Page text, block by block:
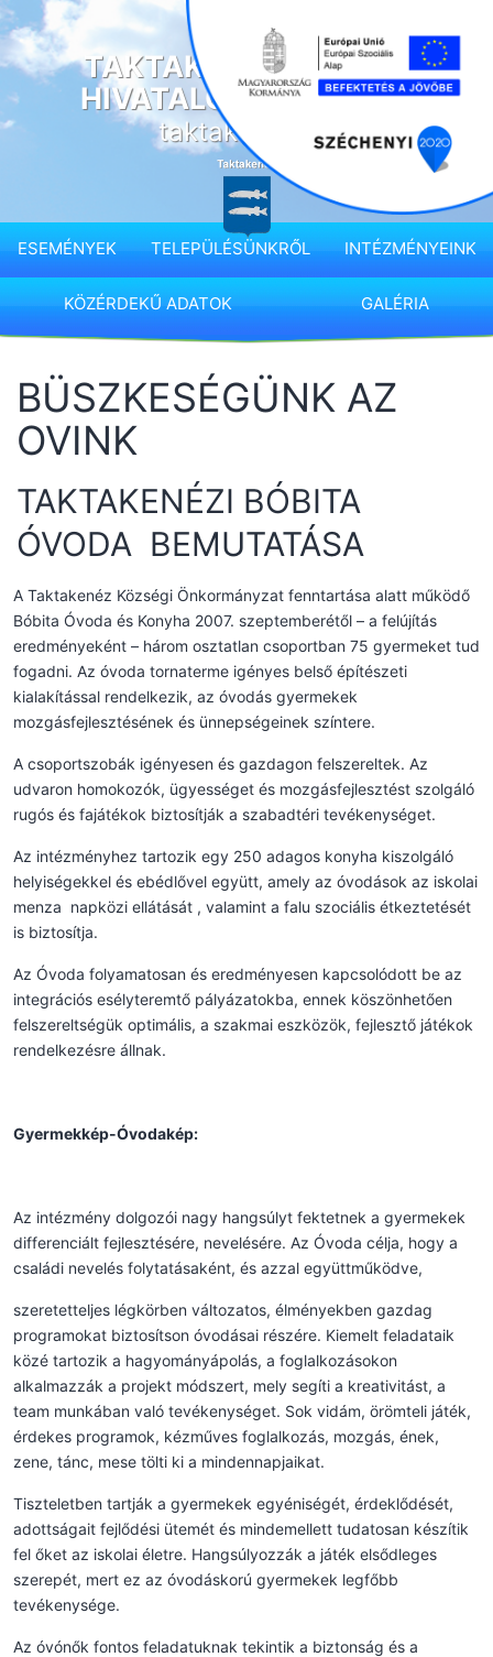
Ugrás
a
tartalomhozTAKTAKENÉZ KÖZSÉG
HIVATALOS HONLAPJA
taktakenez.hu
ESEMÉNYEK TELEPÜLÉSÜNKRŐL INTÉZMÉNYEINK
KÖZÉRDEKŰ ADATOK GALÉRIA
BÜSZKESÉGÜNK AZ
OVINK
TAKTAKENÉZI BÓBITA
ÓVODA BEMUTATÁSA
A Taktakenéz Községi Önkormányzat fenntartása alatt működő
Bóbita Óvoda és Konyha 2007. szeptemberétől – a felújítás
eredményeként – három osztatlan csoportban 75 gyermeket tud
fogadni. Az óvoda tornaterme igényes belső építészeti
kialakítással rendelkezik, az óvodás gyermekek
mozgásfejlesztésének és ünnepségeinek színtere.
A csoportszobák igényesen és gazdagon felszereltek. Az
udvaron homokozók, ügyességet és mozgásfejlesztést szolgáló
rugós és fajátékok biztosítják a szabadtéri tevékenységet.
Az intézményhez tartozik egy 250 adagos konyha kiszolgáló
helyiségekkel és ebédlővel együtt, amely az óvodások az iskolai
menza napközi ellátását , valamint a falu szociális étkeztetését
is biztosítja.
Az Óvoda folyamatosan és eredményesen kapcsolódott be az
integrációs esélyteremtő pályázatokba, ennek köszönhetően
felszereltségük optimális, a szakmai eszközök, fejlesztő játékok
rendelkezésre állnak.
Gyermekkép-Óvodakép:
Az intézmény dolgozói nagy hangsúlyt fektetnek a gyermekek
differenciált fejlesztésére, nevelésére. Az Óvoda célja, hogy a
családi nevelés folytatásaként, és azzal együttműködve,
szeretetteljes légkörben változatos, élményekben gazdag
programokat biztosítson óvodásai részére. Kiemelt feladataik
közé tartozik a hagyományápolás, a foglalkozásokon
alkalmazzák a projekt módszert, mely segíti a kreativitást, a
team munkában való tevékenységet. Sok vidám, örömteli játék,
érdekes programok, kézműves foglalkozás, mozgás, ének,
zene, tánc, mese tölti ki a mindennapjaikat.
Tiszteletben tartják a gyermekek egyéniségét, érdeklődését,
adottságait fejlődési ütemét és mindemellett tudatosan készítik
fel őket az iskolai életre. Hangsúlyozzák a játék elsődleges
szerepét, mert ez az óvodáskorú gyermekek legfőbb
tevékenysége.
Az óvónők fontos feladatuknak tekintik a biztonság és a